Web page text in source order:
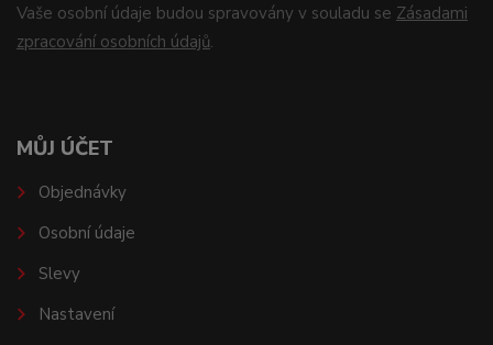
Vaše osobní údaje budou spravovány v souladu se Zásadami
zpracování osobních údajů.
MŮJ ÚČET
Objednávky
Osobní údaje
Slevy
Nastavení